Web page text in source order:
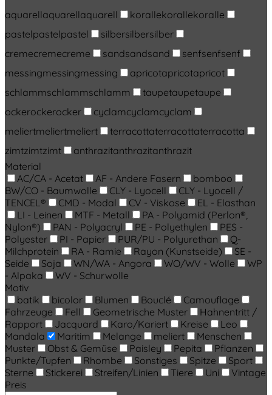
aquarellaquarellaquarell korallekorallekoralle
pastelpastelpastel silbersilbersilber
cremecremecreme sandsandsand senfsenfsenf
messingmessingmessing apricotapricotapricot
schlammschlammschlamm taupetaupetaupe
ockerockerocker cyclamcyclamcyclam
meliertmeliertmeliert terracottaterracottaterracotta
zimtzimtzimt anthrazitanthrazitanthrazit
Material
AC/CA - Acetat
AF - Andere Fasern
bomboo
BW/CO - Baumwolle
CLY - Lyocell
CLY - Lyocell /
TENCEL®
CMD - Modal CV - Viskose
EL - Elasthan
LI - Leinen
MTF - Metall
PA - Polyamid (Perlon®,
Nylon®)
PAN - Polyacryl PE - Polyethylen
PES -
Polyester
PI - Papier PUR/PU - Polyurethan
Q-
Milchprotein
RA - Ramie Rayon (Kunstseide)
SE -
Seide
Soja WN/WA - Angora WO/WV - Wolle
WP
- Alpaka
WV - Schurwolle
Motiv
batik
bicolor Blumen Bouclé
Camouflage
Fahrzeuge
Fell Geometrische Muster
Hahnentritt /
Rapport
Jacquard Karo/Kariert Kreise
Leo
Mandala
Maritim Melange meliert
Menschen
Muster
Obst & Gemüse Paisley Pepita
Pflanzen
Punkte/Tupfen
Rhombe Sonstiges Spitze
Sport
Sterne
Stickerei Streifen/Linien Tiere Uni
Vintage
Preis